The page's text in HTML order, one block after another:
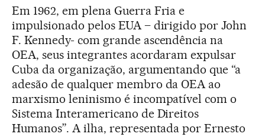
Em 1962, em plena Guerra Fria e
impulsionado pelos EUA – dirigido por John
F. Kennedy- com grande ascendência na
OEA, seus integrantes acordaram expulsar
Cuba da organização, argumentando que “a
adesão de qualquer membro da OEA ao
marxismo leninismo é incompatível com o
Sistema Interamericano de Direitos
Humanos”. A ilha, representada por Ernesto